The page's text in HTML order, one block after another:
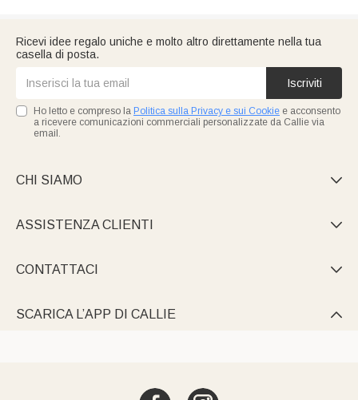
Ricevi idee regalo uniche e molto altro direttamente nella tua
casella di posta.
Iscriviti
Ho letto e compreso la Politica sulla Privacy e sui Cookie e acconsento
a ricevere comunicazioni commerciali personalizzate da Callie via
email.
CHI SIAMO 
ASSISTENZA CLIENTI 
CONTATTACI 
SCARICA L’APP DI CALLIE 